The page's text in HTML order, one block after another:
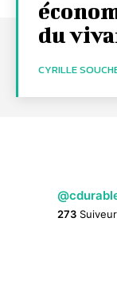
du
CYRILLE
273